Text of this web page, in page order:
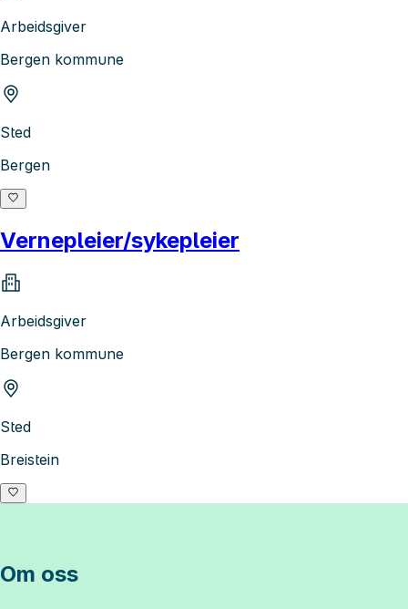
Arbeidsgiver
Bergen kommune
Sted
Bergen
Vernepleier/sykepleier
Arbeidsgiver
Bergen kommune
Sted
Breistein
Om oss